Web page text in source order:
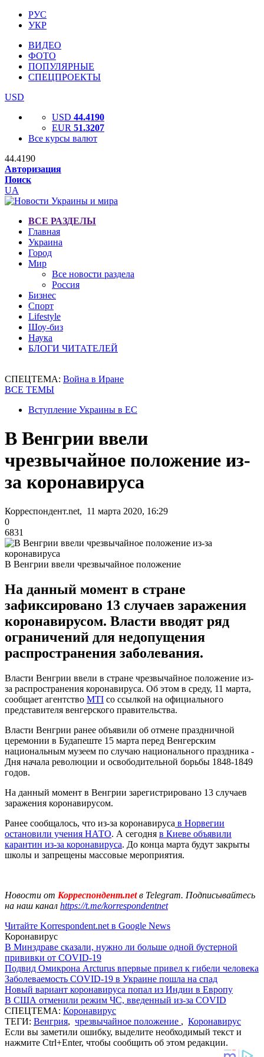
РУС
УКР
ВИДЕО
ФОТО
ПОПУЛЯРНЫЕ
СПЕЦПРОЕКТЫ
USD
USD 44.4190
EUR 51.3207
Все курсы валют
44.4190
Авторизация
Поиск
UA
ВСЕ РАЗДЕЛЫ
Главная
Украина
Город
Мир
Все новости раздела
Россия
Бизнес
Спорт
Lifestyle
Шоу-биз
Наука
БЛОГИ ЧИТАТЕЛЕЙ
СПЕЦТЕМА: Война в Иране
ВСЕ ТЕМЫ
Вступление Украины в ЕС
В Венгрии ввели
чрезвычайное положение из-
за коронавируса
Корреспондент.net, 11 марта 2020, 16:29
0
6831
В Венгрии ввели чрезвычайное положение
На данный момент в стране
зафиксировано 13 случаев заражения
коронавирусом. Власти вводят ряд
ограничений для недопущения
распространения заболевания.
Власти Венгрии ввели в стране чрезвычайное положение из-
за распространения коронавируса. Об этом в среду, 11 марта,
сообщает агентство MTI со ссылкой на официального
представителя венгерского правительства.
Власти Венгрии ранее объявили об отмене праздничной
церемонии в Будапеште 15 марта перед Венгерским
национальным музеем по случаю национального праздника -
Дня начала революции и освободительной борьбы 1848-1849
годов.
На данный момент в Венгрии зарегистрировано 13 случаев
заражения коронавирусом.
Ранее сообщалось, что из-за коронавируса в Норвегии
остановили учения НАТО. А сегодня в Киеве объявили
карантин из-за коронавируса. До конца марта будут закрыты
школы и запрещены массовые мероприятия.
Новости от Корреспондент.netв Telegram. Подписывайтесь
на наш канал https://t.me/korrespondentnet
Читайте Korrespondent.net в Google News
Коронавирус
В Минздраве сказали, нужно ли больше одной бустерной
прививки от COVID-19
Подвид Омикрона Arcturus впервые привел к гибели человека
Заболеваемость COVID-19 в Украине пошла на спад
Новый вариант коронавируса попал из Индии в Европу
В США отменили режим ЧС, введенный из-за COVID
СПЕЦТЕМА: Коронавирус
ТЕГИ: Венгрия, чрезвычайное положение , Коронавирус
Если вы заметили ошибку, выделите необходимый текст и
нажмите Ctrl+Enter, чтобы сообщить об этом редакции.